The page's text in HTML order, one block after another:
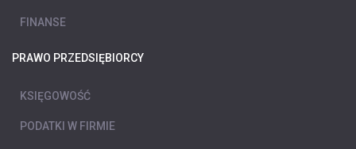
FINANSE
PRAWO PRZEDSIĘBIORCY
KSIĘGOWOŚĆ
PODATKI W FIRMIE